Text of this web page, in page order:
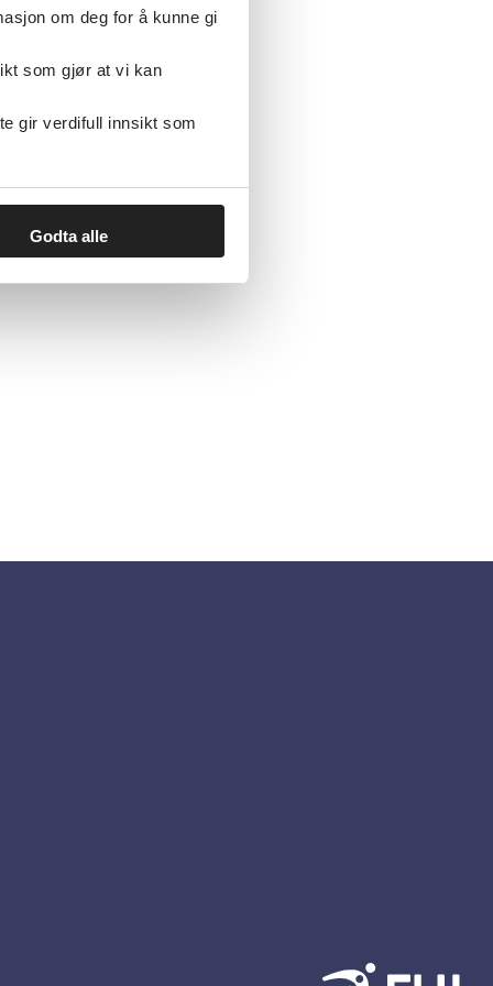
om deg for å kunne gi
som gjør at vi kan
gir verdifull innsikt som
Godta alle